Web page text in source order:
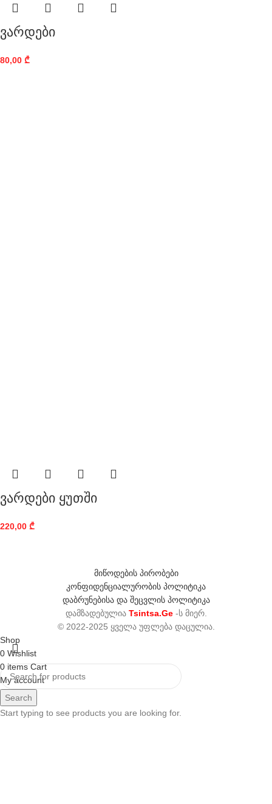
ვარდები
80,00 ₾
ვარდები ყუთში
220,00 ₾
მიწოდების პირობები
კონფიდენციალურობის პოლიტიკა
დაბრუნებისა და შეცვლის პოლიტიკა
დამზადებულია Tsintsa.Ge -ს მიერ.
© 2022-2025 ყველა უფლება დაცულია.
Search
Start typing to see products you are looking for.
Shop
0 Wishlist
0items Cart
My account